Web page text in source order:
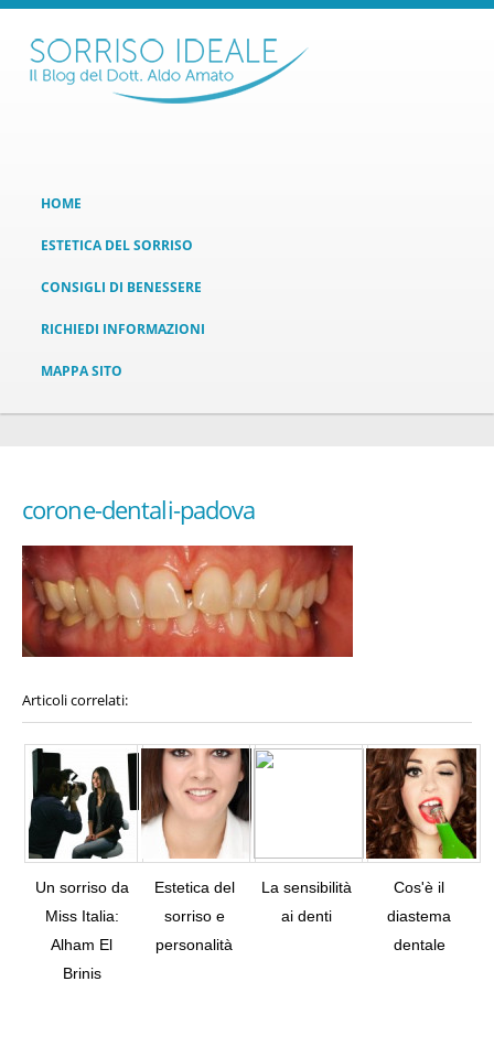
HOME
ESTETICA DEL SORRISO
CONSIGLI DI BENESSERE
RICHIEDI INFORMAZIONI
MAPPA SITO
corone-dentali-padova
Articoli correlati:
Un sorriso da
Miss Italia:
Alham El
Brinis
Estetica del
sorriso e
personalità
La sensibilità
ai denti
Cos'è il
diastema
dentale